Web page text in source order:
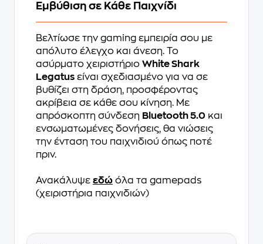
Εμβύθιση σε Κάθε Παιχνίδι
Βελτίωσε την gaming εμπειρία σου με
απόλυτο έλεγχο και άνεση. Το
ασύρματο χειριστήριο White Shark
Legatus είναι σχεδιασμένο για να σε
βυθίζει στη δράση, προσφέροντας
ακρίβεια σε κάθε σου κίνηση. Με
απρόσκοπτη σύνδεση Bluetooth 5.0 και
ενσωματωμένες δονήσεις, θα νιώσεις
την ένταση του παιχνιδιού όπως ποτέ
πριν.
Ανακάλυψε εδώ όλα τα gamepads
(χειριστήρια παιχνιδιών)